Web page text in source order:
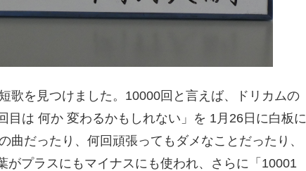
歌を見つけました。10000回と言えば、ドリカムの
目は 何か 変わるかもしれない」を 1月26日に白板に
だったり、何回頑張ってもダメなことだったり、
プラスにもマイナスにも使われ、さらに「10001